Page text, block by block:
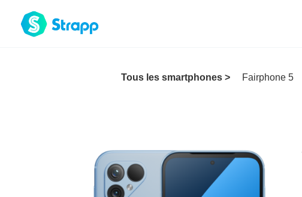
Tous les smartphones > Fairphone 5